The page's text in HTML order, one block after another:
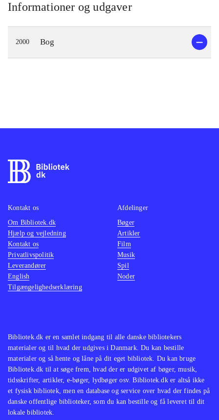
Informationer og udgaver
2000 Bog
Bibliotek.dk er en samlet indgang til alle danske bibliotekers
materialer og til hvad der udgives i Danmark. Du kan bestille
materialer og så hente og låne på dit eget bibliotek. Du kan bruge
Bibliotek.dk til at søge frem, hvad der er udgivet af bøger, musik,
tidsskrifter, artikler, e-bøger, lydbøger osv. Bibliotek.dk er altså ikke
et fysisk bibliotek, men en database og service over hvad der findes på
danske offentlige biblioteker, som du kan bestille og få leveret til dit
lokale bibliotek.
Kontakt os
Om Bibliotek.dk
Hjælp og vejledning
Kontakt os
Privatlivspolitik
Leverandører
English
Tilgængelighedserklæring
Afdelinger
Bøger
Artikler
Film
Musik
Spil
Noder